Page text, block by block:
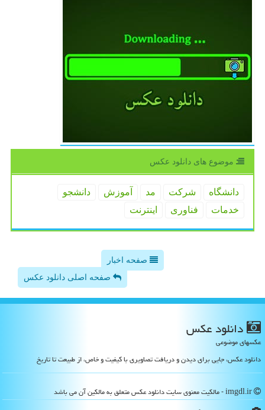
موضوع های دانلود عكس
دانشگاه شركت مد آموزش
دانشجو
خدمات
فناوری اینترنت
صفحه اخبار
صفحه اصلی دانلود عکس
دانلود عكس
عکسهای موضوعی
دانلود عکس، جایی برای دیدن و دریافت تصاویری با کیفیت و خاص، از طبیعت تا تاریخ